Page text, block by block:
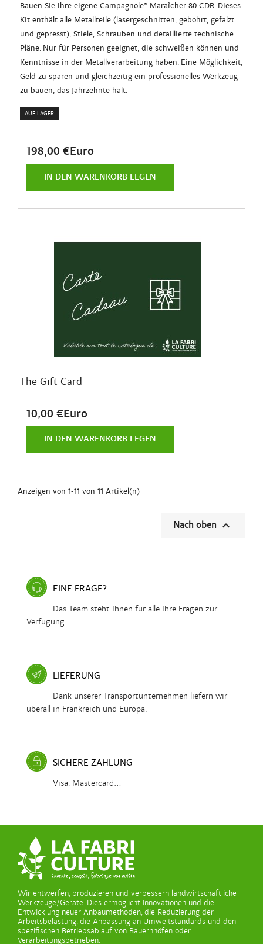
Bauen Sie Ihre eigene Campagnole® Maraîcher 80 CDR. Dieses
Kit enthält alle Metallteile (lasergeschnitten, gebohrt, gefalzt
und gepresst), Stiele, Schrauben und detaillierte technische
Pläne. Nur für Personen geeignet, die schweißen können und
Kenntnisse in der Metallverarbeitung haben. Eine Möglichkeit,
Geld zu sparen und gleichzeitig ein professionelles Werkzeug
zu bauen, das Jahrzehnte hält.
AUF LAGER
198,00 €Euro
IN DEN WARENKORB LEGEN
The Gift Card
10,00 €Euro
IN DEN WARENKORB LEGEN
Anzeigen von 1-11 von 11 Artikel(n)
Nach oben 
EINE FRAGE?
Das Team steht Ihnen für alle Ihre Fragen zur
Verfügung.
LIEFERUNG
Dank unserer Transportunternehmen liefern wir
überall in Frankreich und Europa.
SICHERE ZAHLUNG
Visa, Mastercard...
Wir entwerfen, produzieren und verbessern landwirtschaftliche
Werkzeuge/Geräte. Dies ermöglicht Innovationen und die
Entwicklung neuer Anbaumethoden, die Reduzierung der
Arbeitsbelastung, die Anpassung an Umweltstandards und den
spezifischen Betriebsablauf von Bauernhöfen oder
Verarbeitungsbetrieben.